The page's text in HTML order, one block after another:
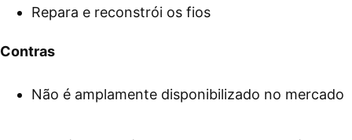
Repara e reconstrói os fios
Contras
Não é amplamente disponibilizado no mercado